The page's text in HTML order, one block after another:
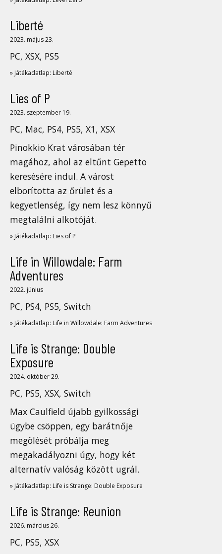
Liberté
2023. május 23.
PC, XSX, PS5
» Játékadatlap: Liberté
Lies of P
2023. szeptember 19.
PC, Mac, PS4, PS5, X1, XSX
Pinokkio Krat városában tér
magához, ahol az eltűnt Gepetto
keresésére indul. A várost
elborította az őrület és a
kegyetlenség, így nem lesz könnyű
megtalálni alkotóját.
» Játékadatlap: Lies of P
Life in Willowdale: Farm
Adventures
2022. június
PC, PS4, PS5, Switch
» Játékadatlap: Life in Willowdale: Farm Adventures
Life is Strange: Double
Exposure
2024. október 29.
PC, PS5, XSX, Switch
Max Caulfield újabb gyilkossági
ügybe csöppen, egy barátnője
megölését próbálja meg
megakadályozni úgy, hogy két
alternatív valóság között ugrál.
» Játékadatlap: Life is Strange: Double Exposure
Life is Strange: Reunion
2026. március 26.
PC, PS5, XSX